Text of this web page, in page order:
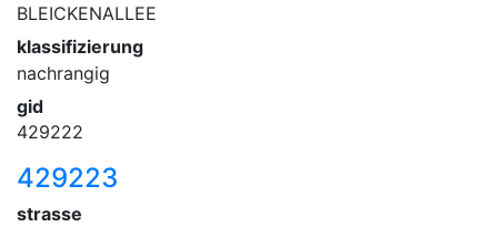
BLEICKENALLEE
klassifizierung
nachrangig
gid
429222
429223
strasse